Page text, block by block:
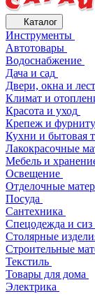
Каталог
Инструменты
Автотовары
Водоснабжение
Дача и сад
Двери, окна и
Климат и
Красота и уход
Крепеж и
Кухни и бытовая
Лакокрасочные
Мебель и
Освещение
Отделочные
Посуда
Сантехника
Спецодежда и сиз
Столярные
Строительные
Текстиль
Товары для дома
Электрика